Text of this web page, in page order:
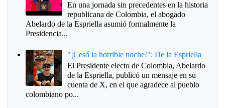
En una jornada sin precedentes en la historia
republicana de Colombia, el abogado
Abelardo de la Espriella asumió formalmente la
Presidencia...
"¡Cesó la horrible noche!": De la Espriella
El Presidente electo de Colombia, Abelardo
de la Espriella, publicó un mensaje en su
cuenta de X, en el que agradece al pueblo
colombiano po...